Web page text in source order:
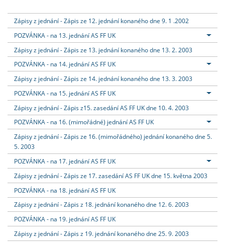
Zápisy z jednání - Zápis ze 12. jednání konaného dne 9. 1 .2002
POZVÁNKA - na 13. jednání AS FF UK
Zápisy z jednání - Zápis ze 13. jednání konaného dne 13. 2. 2003
POZVÁNKA - na 14. jednání AS FF UK
Zápisy z jednání - Zápis ze 14. jednání konaného dne 13. 3. 2003
POZVÁNKA - na 15. jednání AS FF UK
Zápisy z jednání - Zápis z15. zasedání AS FF UK dne 10. 4. 2003
POZVÁNKA - na 16. (mimořádné) jednání AS FF UK
Zápisy z jednání - Zápis ze 16. (mimořádného) jednání konaného dne 5.
5. 2003
POZVÁNKA - na 17. jednání AS FF UK
Zápisy z jednání - Zápis ze 17. zasedání AS FF UK dne 15. května 2003
POZVÁNKA - na 18. jednání AS FF UK
Zápisy z jednání - Zápis z 18. jednání konaného dne 12. 6. 2003
POZVÁNKA - na 19. jednání AS FF UK
Zápisy z jednání - Zápis z 19. jednání konaného dne 25. 9. 2003